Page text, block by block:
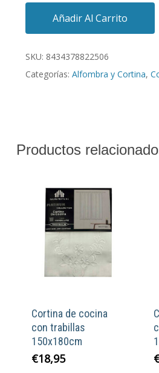
Añadir Al Carrito
SKU: 8434378822506
Categorías: Alfombra y Cortina,
Productos
Cortina de cocina
con trabillas
150x180cm
€18,95